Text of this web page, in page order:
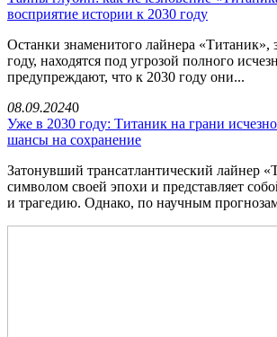
восприятие истории к 2030 году
Останки знаменитого лайнера «Титаник»,
году, находятся под угрозой полного
предупреждают, что к 2030 году они...
08.09.20240
Уже в 2030 году: Титаник на грани
шансы на сохранение
Затонувший трансатлантический лайнер
символом своей эпохи и представляет
и трагедию. Однако, по научным